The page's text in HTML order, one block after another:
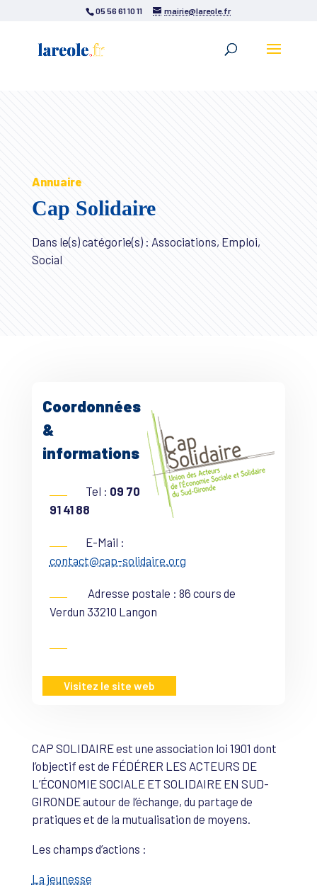
05 56 61 10 11 mairie@lareole.fr
Annuaire
Cap Solidaire
Dans le(s) catégorie(s) : Associations, Emploi,
Social
Coordonnées
&
informations
Tel : 09 70
91 41 88
E-Mail :
contact@cap-solidaire.org
Adresse postale : 86 cours de
Verdun 33210 Langon
Visitez le site web
CAP SOLIDAIRE est une association loi 1901 dont
l’objectif est de FÉDÉRER LES ACTEURS DE
L’ÉCONOMIE SOCIALE ET SOLIDAIRE EN SUD-
GIRONDE autour de l’échange, du partage de
pratiques et de la mutualisation de moyens.
Les champs d’actions :
La jeunesse